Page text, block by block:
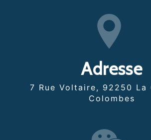
Adresse
7 Rue Voltaire, 92250 La Garenne-
Colombes